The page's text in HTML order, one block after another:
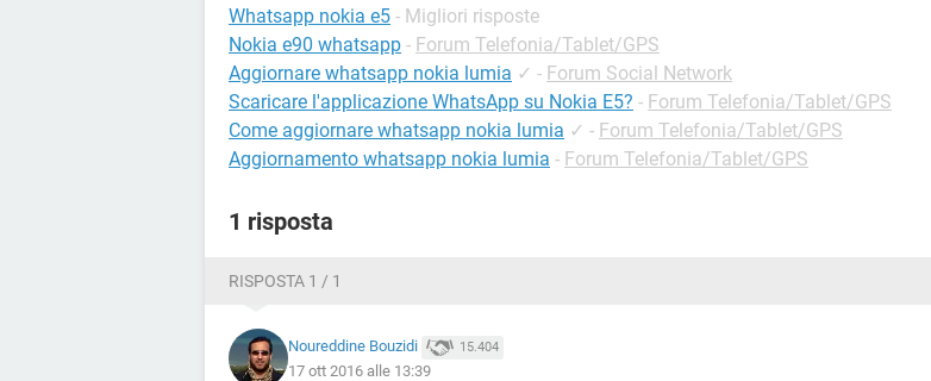
Whatsapp nokia e5 - Migliori risposte
Nokia e90 whatsapp - Forum Telefonia/Tablet/GPS
Aggiornare whatsapp nokia lumia ✓ - Forum Social Network
Scaricare l'applicazione WhatsApp su Nokia E5? - Forum Telefonia/Tablet/GPS
Come aggiornare whatsapp nokia lumia ✓ - Forum Telefonia/Tablet/GPS
Aggiornamento whatsapp nokia lumia - Forum Telefonia/Tablet/GPS
1 risposta
RISPOSTA 1 / 1
Noureddine Bouzidi 15.404
17 ott 2016 alle 13:39